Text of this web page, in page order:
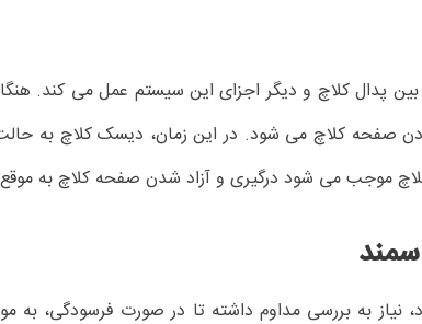
پدال کلاچ و دیگر اجزای این سیستم عمل می کند.
صفحه کلاچ می شود. در این زمان، دیسک کلاچ به حالت
موجب می شود درگیری و آزاد شدن صفحه کلاچ به
نیاز به بررسی مداوم داشته تا در صورت فرسودگی،